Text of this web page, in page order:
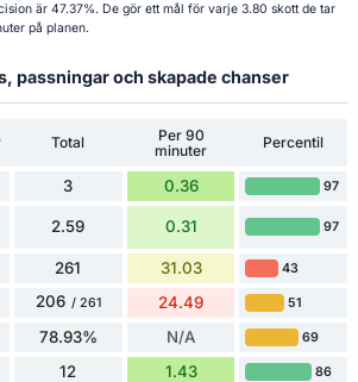
är 47.37%. De gör ett mål för varje 3.80 skott de tar
på planen.
passningar och skapade chanser
Total
Per 90
minuter
Percentil
3 0.36 97
2.59 0.31 97
261 31.03 43
206 / 261 24.49 51
78.93% N/A 69
12 1.43 86